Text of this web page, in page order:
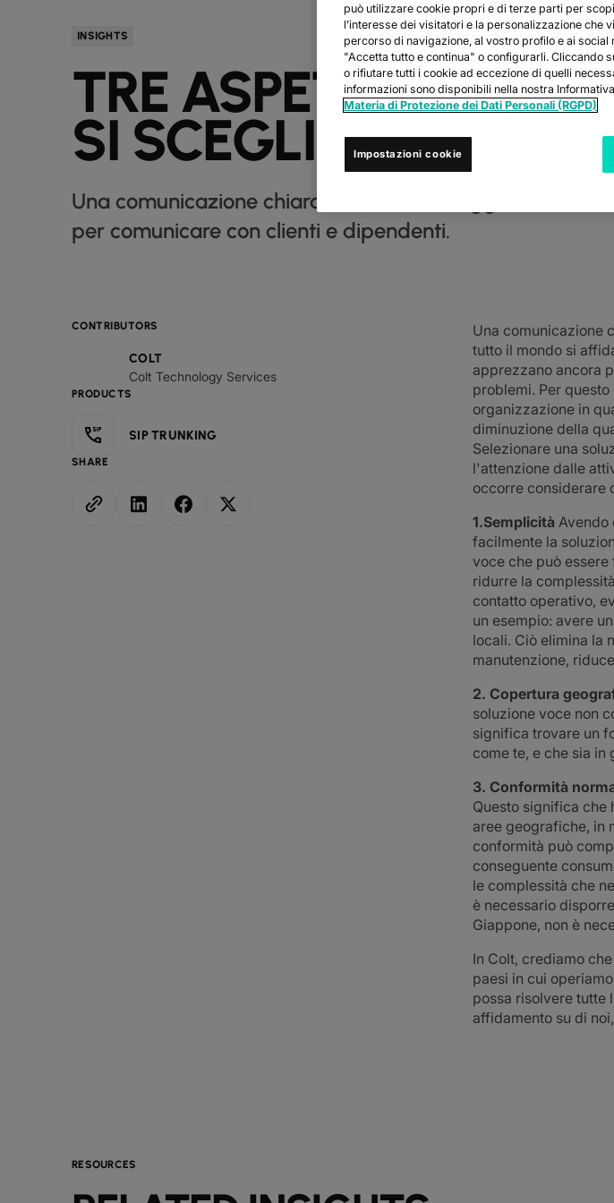
INSIGHTS
TRE ASPETTI DA
SI SCEGLIE UN
Una comunicazione chiara e affidabile è oggi
per comunicare con clienti e dipendenti.
CONTRIBUTORS
COLT
Colt Technology Services
PRODUCTS
SIP TRUNKING
SHARE
Una comunicazione
tutto il mondo si
apprezzano ancora
problemi. Per
organizzazione in
diminuzione della
Selezionare una
l'attenzione dalle
occorre considerare
1.Semplicità Avendo
facilmente la
voce che può
ridurre la
contatto operativo,
un esempio: avere
locali. Ciò elimina la
manutenzione,
2. Copertura
soluzione voce non
significa trovare un
come te, e che sia
3. Conformità
Questo significa che
aree geografiche, in
conformità può
conseguente
le complessità che
è necessario
Giappone, non è
In Colt, crediamo
paesi in cui
possa risolvere tutte
affidamento su di
RESOURCES
può utilizzare cookie propri e di terze parti per
l’interesse dei visitatori e la personalizzazione che
percorso di navigazione, al vostro profilo e ai
"Accetta tutto e continua" o configurarli. Cliccando
o rifiutare tutti i cookie ad eccezione di quelli
informazioni sono disponibili nella nostra
Materia di Protezione dei Dati Personali (RGPD)
Impostazioni cookie